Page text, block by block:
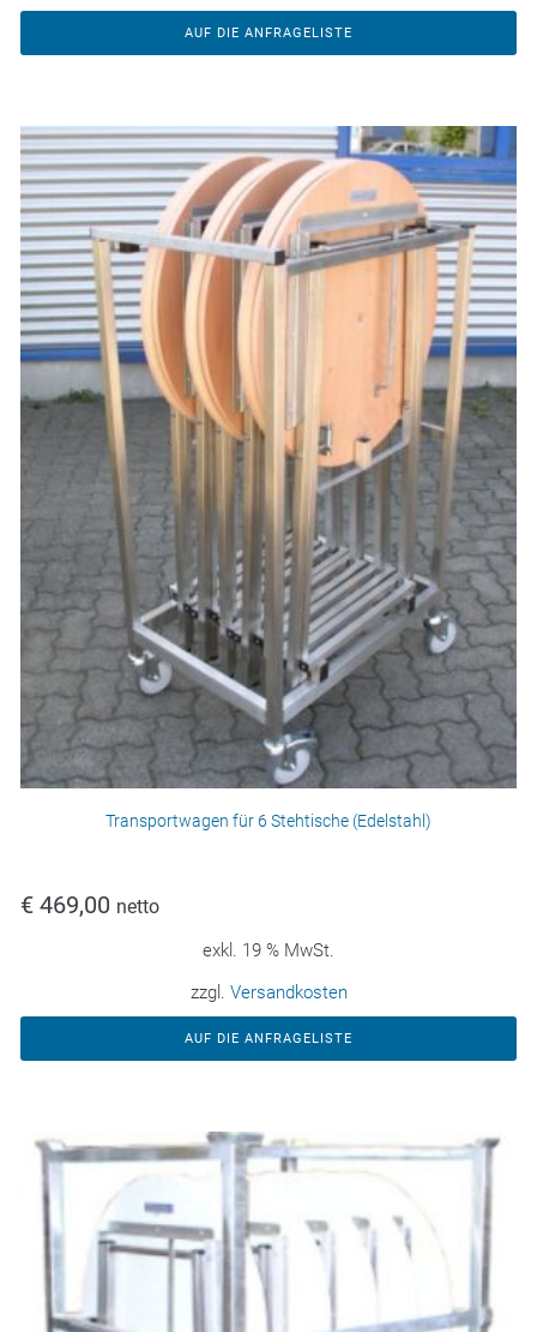
AUF DIE ANFRAGELISTE
Transportwagen für 6 Stehtische (Edelstahl)
€ 469,00 netto
exkl. 19 % MwSt.
zzgl. Versandkosten
AUF DIE ANFRAGELISTE